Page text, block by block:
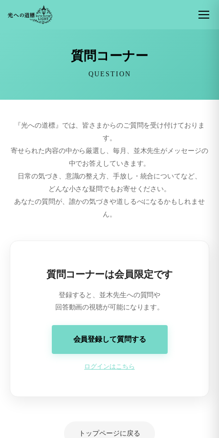
質問コーナー
QUESTION
『光への道標』では、皆さまからのご質問を受け付けておりま
す。
寄せられた内容の中から厳選し、毎月、並木先生がメッセージの
中でお答えしていきます。
日常の気づき、意識の整え方、手放し・統合についてなど、
どんな小さな疑問でもお寄せください。
あなたの質問が、誰かの気づきや道しるべになるかもしれませ
ん。
質問コーナーは会員限定です
登録すると、並木先生への質問や
回答動画の視聴が可能になります。
会員登録して質問する
ログインはこちら
トップページに戻る